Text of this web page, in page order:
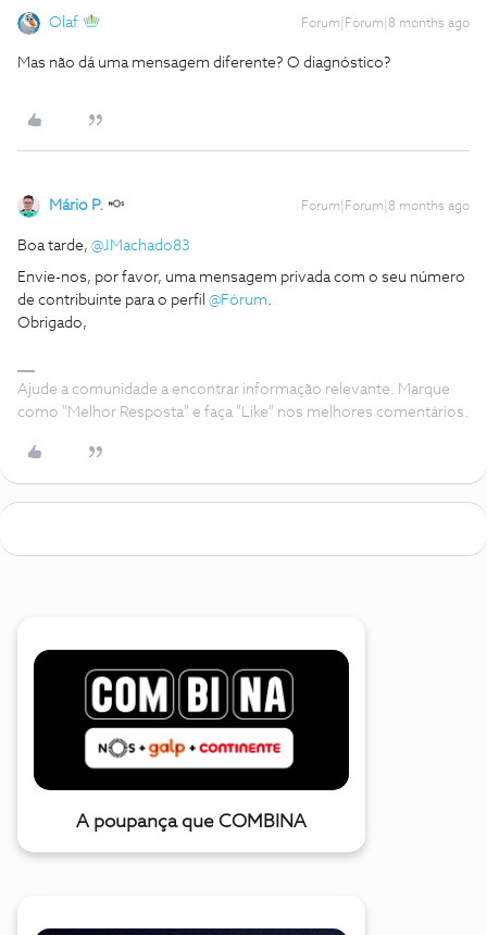
Olaf Forum|Forum|8 months ago
Mas não dá uma mensagem diferente? O diagnóstico?
Mário P. Forum|Forum|8 months ago
Boa tarde, ​ @JMachado83
Envie-nos, por favor, uma mensagem privada com o seu número
de contribuinte para o perfil ​ @Fórum.
Obrigado,
Ajude a comunidade a encontrar informação relevante. Marque
como "Melhor Resposta" e faça "Like" nos melhores comentários.
A poupança que COMBINA